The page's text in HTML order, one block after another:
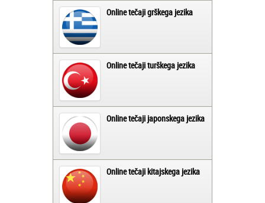
Online tečaji grškega jezika
Online tečaji turškega jezika
Online tečaji japonskega jezika
Online tečaji kitajskega jezika